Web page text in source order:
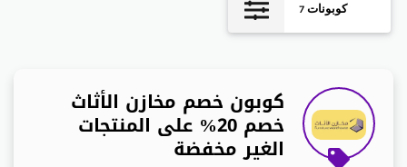
كوبونات 7
كوبون خصم مخازن الأثاث
خصم 20% على المنتجات
الغير مخفضة